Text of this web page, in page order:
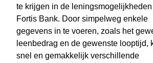
te krijgen in de
Fortis Bank. Door simpelweg enkele
gegevens in te voeren, zoals het
leenbedrag en de gewenste looptijd,
snel en gemakkelijk verschillende